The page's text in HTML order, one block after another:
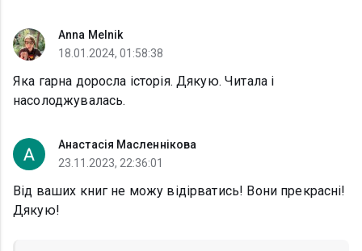
Anna Melnik
18.01.2024, 01:58:38
Яка гарна доросла історія. Дякую. Читала і
насолоджувалась.
Анастасія Масленнікова
23.11.2023, 22:36:01
Від ваших книг не можу відірватись! Вони прекрасні!
Дякую!